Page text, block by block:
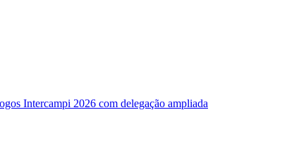
Intercampi 2026 com delegação ampliada